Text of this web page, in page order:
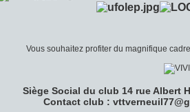
Vous souhaitez profiter du magnifique
Siège Social du club 14 rue Albert
Contact club :